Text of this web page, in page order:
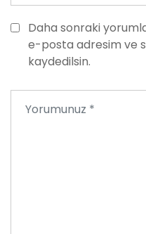
Daha sonraki
e-posta adresim ve
kaydedilsin.